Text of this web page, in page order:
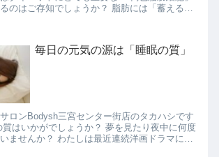
のはご存知でしょうか？ 脂肪には「蓄える機
毎日の元気の源は「睡眠の質」
ロンBodysh三宮センター街店のタカハシです
はいかがでしょうか？ 夢を見たり夜中に何度
ませんか？ わたしは最近連続洋画ドラマには